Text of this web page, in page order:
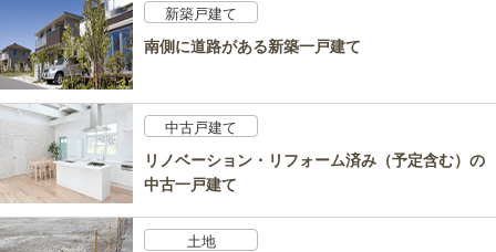
新築戸建て
南側に道路がある新築一戸建て
中古戸建て
リノベーション・リフォーム済み（予定含む）の
中古一戸建て
土地